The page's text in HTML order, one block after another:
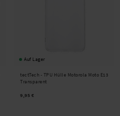
Auf Lager
tectTech - TPU Hülle Motorola Moto E13
Transparent
9,95 €